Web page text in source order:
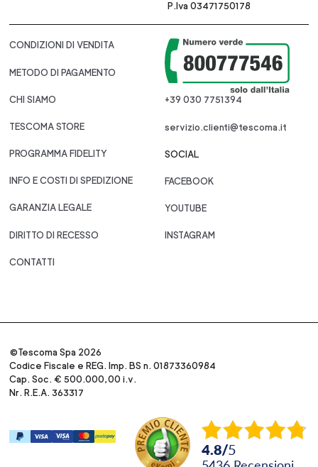
P.Iva 03471750178
CONDIZIONI DI VENDITA
METODO DI PAGAMENTO
CHI SIAMO
TESCOMA STORE
PROGRAMMA FIDELITY
INFO E COSTI DI SPEDIZIONE
GARANZIA LEGALE
DIRITTO DI RECESSO
CONTATTI
+39 030 7751394
servizio.clienti@tescoma.it
SOCIAL
FACEBOOK
YOUTUBE
INSTAGRAM
©Tescoma Spa 2026
Codice Fiscale e REG. Imp. BS n. 01873360984
Cap. Soc. € 500.000,00 i.v.
Nr. R.E.A. 363317
4.8/5